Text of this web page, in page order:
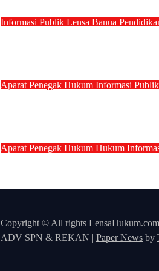
Informasi Publik Lensa Banua
Aparat Penegak Hukum Informasi Publik
Aparat Penegak Hukum Hukum
Copyright © All rights
ADV SPN & REKAN | Paper News by